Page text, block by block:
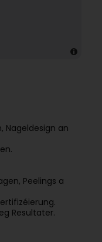
Nageldesign an
Peelings a
Resultater.